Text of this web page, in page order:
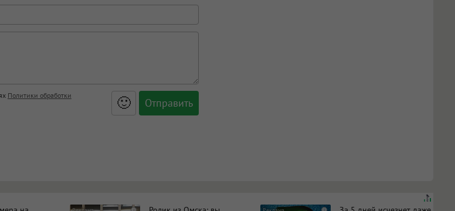
<sub>, <pre>, <ul>, <ol>, <li>,
автоматически становятся ссылками, и
Политики обработки
🙂
i i